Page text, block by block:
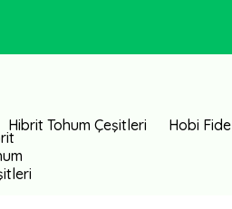
Hibrit Tohum Çeşitleri Hobi Fide